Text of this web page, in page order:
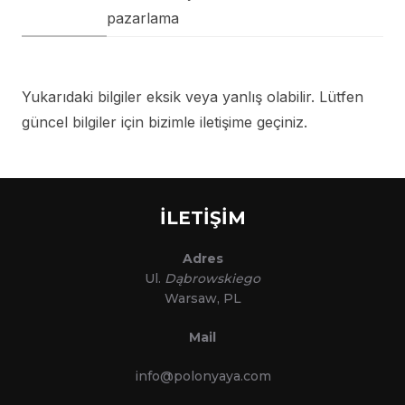
pazarlama
Yukarıdaki bilgiler eksik veya yanlış olabilir. Lütfen
güncel bilgiler için bizimle iletişime geçiniz.
İLETİŞİM
Adres
Ul. Dąbrowskiego
Warsaw, PL
Mail
info@polonyaya.com